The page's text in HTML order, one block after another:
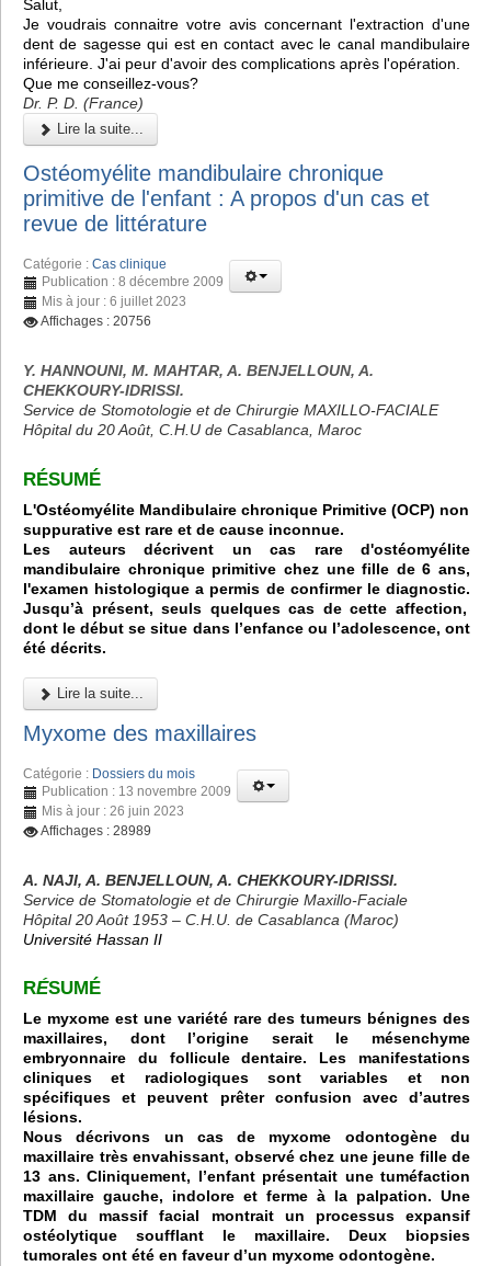
Salut,
Je voudrais connaitre votre avis concernant l'extraction d'une
dent de sagesse qui est en contact avec le canal mandibulaire
inférieure. J'ai peur d'avoir des complications après l'opération.
Que me conseillez-vous?
Dr. P. D. (France)
Lire la suite...
Ostéomyélite mandibulaire chronique
primitive de l'enfant : A propos d'un cas et
revue de littérature
Catégorie : Cas clinique
Publication : 8 décembre 2009
Mis à jour : 6 juillet 2023
Affichages : 20756
Y. HANNOUNI, M. MAHTAR, A. BENJELLOUN, A.
CHEKKOURY-IDRISSI.
Service de Stomotologie et de Chirurgie MAXILLO-FACIALE
Hôpital du 20 Août, C.H.U de Casablanca, Maroc
RÉSUMÉ
L'Ostéomyélite Mandibulaire chronique Primitive (OCP) non
suppurative est rare et de cause inconnue.
Les auteurs décrivent un cas rare d'ostéomyélite
mandibulaire chronique primitive chez une fille de 6 ans,
l'examen histologique a permis de confirmer le diagnostic.
Jusqu’à présent, seuls quelques cas de cette affection,
dont le début se situe dans l’enfance ou l’adolescence, ont
été décrits.
Lire la suite...
Myxome des maxillaires
Catégorie : Dossiers du mois
Publication : 13 novembre 2009
Mis à jour : 26 juin 2023
Affichages : 28989
A. NAJI, A. BENJELLOUN, A. CHEKKOURY-IDRISSI.
Service de Stomatologie et de Chirurgie Maxillo-Faciale
Hôpital 20 Août 1953 – C.H.U. de Casablanca (Maroc)
Université Hassan II
RÉSUMÉ
Le myxome est une variété rare des tumeurs bénignes des
maxillaires, dont l’origine serait le mésenchyme
embryonnaire du follicule dentaire. Les manifestations
cliniques et radiologiques sont variables et non
spécifiques et peuvent prêter confusion avec d’autres
lésions.
Nous décrivons un cas de myxome odontogène du
maxillaire très envahissant, observé chez une jeune fille de
13 ans. Cliniquement, l’enfant présentait une tuméfaction
maxillaire gauche, indolore et ferme à la palpation. Une
TDM du massif facial montrait un processus expansif
ostéolytique soufflant le maxillaire. Deux biopsies
tumorales ont été en faveur d’un myxome odontogène.